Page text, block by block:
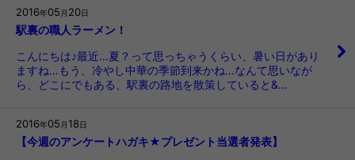
2016年05 月 20日
駅裏の職人ラーメン！
こんにちは♪最近…夏？って思っちゃうくらい、暑い日があり
ますね…もう、冷やし中華の季節到来かね…なんて思いなが
ら、どこにでもある、駅裏の路地を散策していると&…
2016年05 月 18 日
【今週のアンケートハガキ★プレゼント当選者発表】